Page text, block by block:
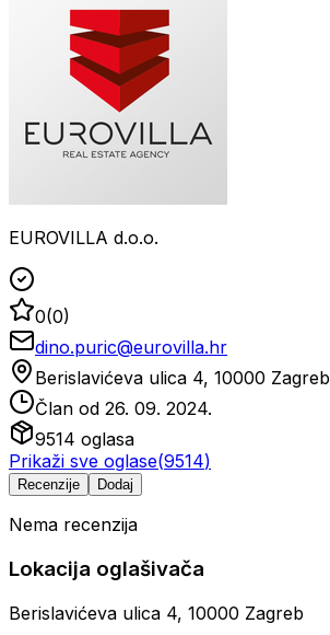
EUROVILLA d.o.o.
0(0)
dino.puric@eurovilla.hr
Berislavićeva ulica 4, 10000 Zagreb
Član od 26. 09. 2024.
9514 oglasa
Prikaži sve oglase(9514)
Recenzije Dodaj
Nema recenzija
Lokacija oglašivača
Berislavićeva ulica 4, 10000 Zagreb